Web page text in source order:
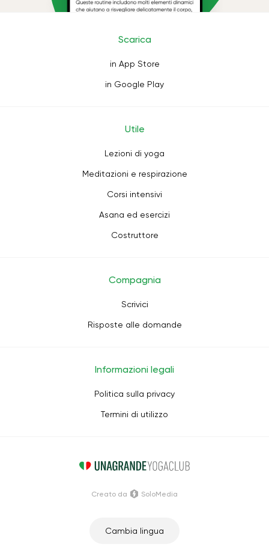
Scarica
in App Store
in Google Play
Utile
Lezioni di yoga
Meditazioni e respirazione
Corsi intensivi
Asana ed esercizi
Costruttore
Compagnia
Scrivici
Risposte alle domande
Informazioni legali
Politica sulla privacy
Termini di utilizzo
Cambia lingua
Creato da SoloMedia